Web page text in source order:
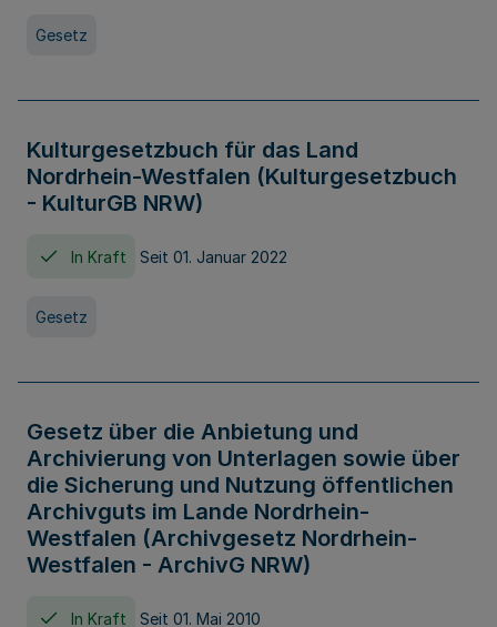
Gesetz
Kulturgesetzbuch für das Land
Nordrhein-Westfalen (Kulturgesetzbuch
- KulturGB NRW)
In Kraft Seit 01. Januar 2022
Gesetz
Gesetz über die Anbietung und
Archivierung von Unterlagen sowie über
die Sicherung und Nutzung öffentlichen
Archivguts im Lande Nordrhein-
Westfalen (Archivgesetz Nordrhein-
Westfalen - ArchivG NRW)
In Kraft Seit 01. Mai 2010